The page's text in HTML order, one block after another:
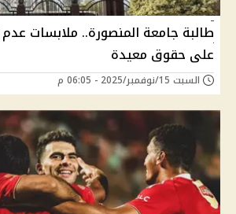
طالبة جامعة المنصورة.. ملابسات عدم
على حقوق معيدة
السبت 15/نوفمبر/2025 - 06:05 م